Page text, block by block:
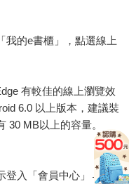
七個歐盟成員國領袖，同
）代表他們提供至多七
金用於集體救濟方案。雖
損害比較起來相對仍較
這是歐洲各國政府領袖首
如果歐盟復甦基金
成立真的發揮作用並成為
加一大於二」的願景前進
西歐間的金錢問題而長久
找到超越彼此歧異的方
好的生活。
榮不是一種匱乏
的e書櫃」，點選線上
有較佳的線上瀏覽效
6.0 以上版本，建議裝
30 MB以上的容量。
登入「會員中心」→「我